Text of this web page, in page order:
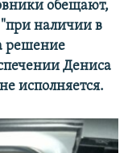
обещают,
"при наличии в
решение
Дениса
исполняется.